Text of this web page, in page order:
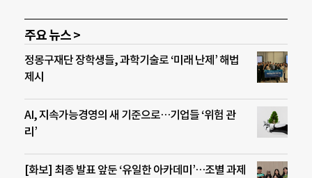
주요 뉴스 >
정몽구재단 장학생들, 과학기술로 ‘미래 난제’ 해법
제시
AI, 지속가능경영의 새 기준으로…기업들 ‘위험 관
리’
[화보] 최종 발표 앞둔 ‘유일한 아카데미’…조별 과제